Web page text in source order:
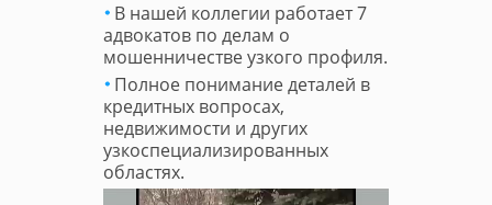
В нашей коллегии работает 7
адвокатов по делам о
мошенничестве узкого профиля.
Полное понимание деталей в
кредитных вопросах,
недвижимости и других
узкоспециализированных
областях.